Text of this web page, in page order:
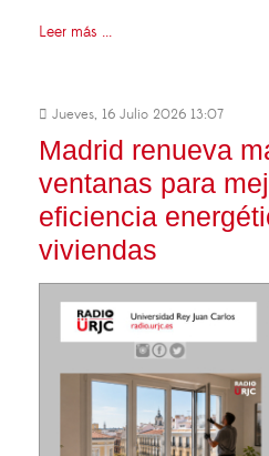
Leer más ...
Jueves, 16 Julio 2026 13:07
Madrid renueva
ventanas para
eficiencia
viviendas